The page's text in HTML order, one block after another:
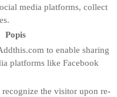
media platforms, collect
Popis
to enable sharing
platforms like Facebook
the visitor upon re-